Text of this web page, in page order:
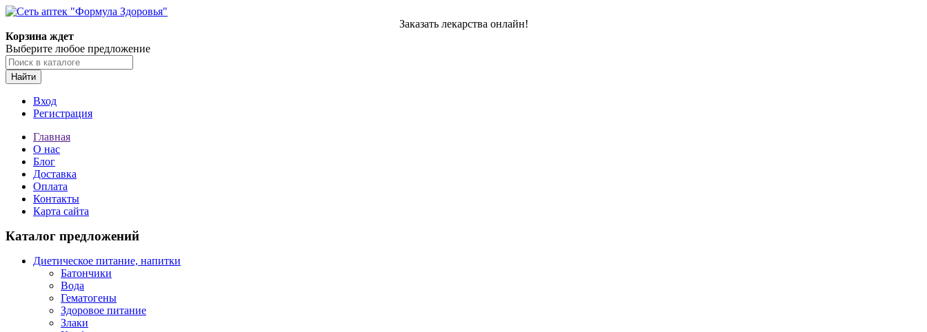
Заказать лекарства онлайн!
Корзина ждет
Выберите любое предложение
Найти
Вход
Регистрация
Главная
О нас
Блог
Доставка
Оплата
Контакты
Карта сайта
Каталог предложений
Диетическое питание, напитки
Батончики
Вода
Гематогены
Здоровое питание
Злаки